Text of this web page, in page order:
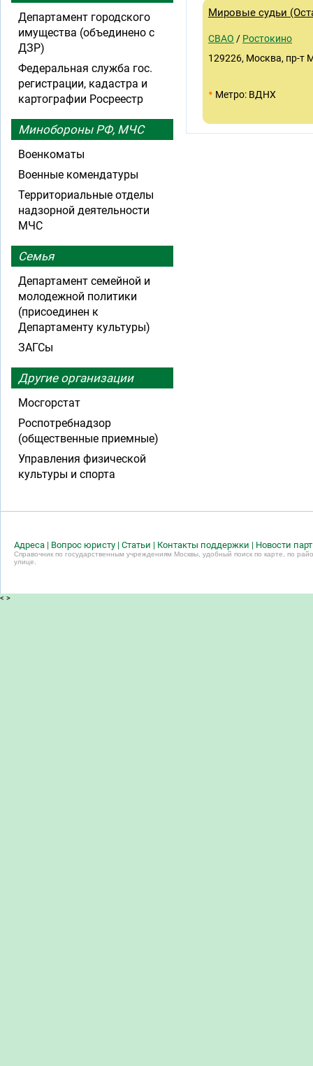
Мировые судьи
СВАО / Ростокино
129226, Москва, пр-т
• Метро: ВДНХ
Департамент городского
имущества (объединено с
ДЗР)
Федеральная служба гос.
регистрации, кадастра и
картографии Росреестр
Минобороны РФ, МЧС
Военкоматы
Военные комендатуры
Территориальные отделы
надзорной деятельности
МЧС
Семья
Департамент семейной и
молодежной политики
(присоединен к
Департаменту культуры)
ЗАГСы
Другие организации
Мосгорстат
Роспотребнадзор
(общественные приемные)
Управления физической
культуры и спорта
Адреса | Вопрос юристу | Статьи | Контакты поддержки | Новости
Справочник по государственным учреждениям Москвы, удобный поиск по карте, по
улице.
< >